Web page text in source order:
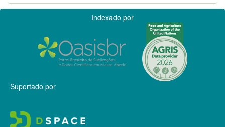
Indexado por
Suportado por